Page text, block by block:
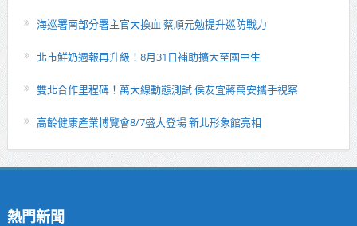
海巡署南部分署主官大換血 蔡順元勉提升巡防戰力
北市鮮奶週報再升級！8月31日補助擴大至國中生
雙北合作里程碑！萬大線動態測試 侯友宜蔣萬安攜手視察
高齡健康產業博覽會8/7盛大登場 新北形象館亮相
熱門新聞